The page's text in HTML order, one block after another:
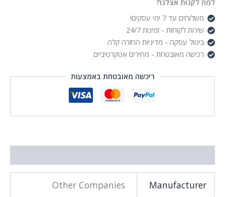
למה לקנות אצלנו?
משלוחים עד 7 ימי עסקים!
שירות לקוחות - זמינות 24/7
ביטול עסקה - מדיניות החזרה קלה
רכישה מאובטחת - מחירים אטקרטיביים
ריכשה מאובטחת באמצעות
Manufacturer
Other Companies